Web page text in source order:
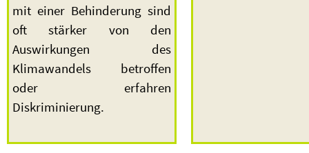
mit einer Behinderung sind
oft stärker von den
Auswirkungen des
Klimawandels betroffen
oder erfahren
Diskriminierung.